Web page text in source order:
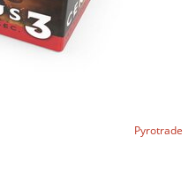
Pyrotrade